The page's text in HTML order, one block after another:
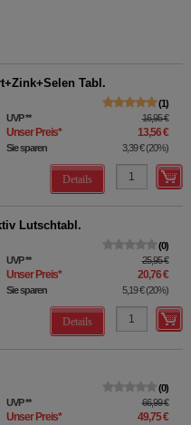
Tabl.
1
UVP** 16,95 €
Unser Preis* 13,56 €
Sie sparen 3,39 €(20%)
Details
Lutschtabl.
0
UVP** 25,95 €
Unser Preis* 20,76 €
Sie sparen 5,19 €(20%)
Details
0
UVP** 66,99 €
Unser Preis* 49,75 €